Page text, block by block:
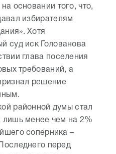
основании того, что,
избирателям
Хотя
суд иск Голованова
глава поселения
требований, а
решение
районной думы стал
менее чем на 2%
соперника –
перед